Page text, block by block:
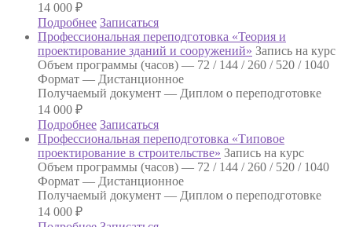
14 000 ₽
Подробнее Записаться
Профессиональная переподготовка «Теория и
проектирование зданий и сооружений» Запись на курс
Объем программы (часов) — 72 / 144 / 260 / 520 / 1040
Формат — Дистанционное
Получаемый документ — Диплом о переподготовке
14 000 ₽
Подробнее Записаться
Профессиональная переподготовка «Типовое
проектирование в строительстве» Запись на курс
Объем программы (часов) — 72 / 144 / 260 / 520 / 1040
Формат — Дистанционное
Получаемый документ — Диплом о переподготовке
14 000 ₽